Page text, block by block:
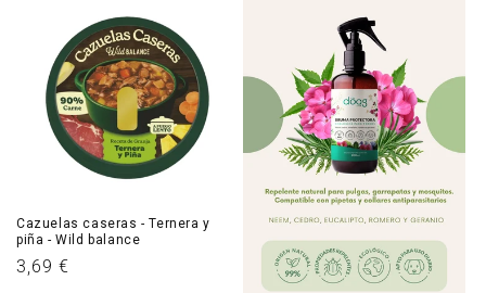
Cazuelas caseras - Ternera y
piña - Wild balance
Precio
3,69 €